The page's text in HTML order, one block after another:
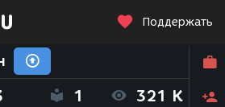
Поддержать
1 321 K